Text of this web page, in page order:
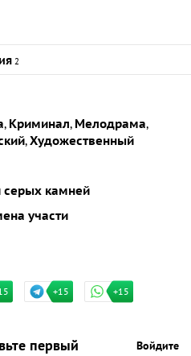
2
, Криминал, Мелодрама,
,Художественный
серых камней
участи
+15 +15
первый Войдите